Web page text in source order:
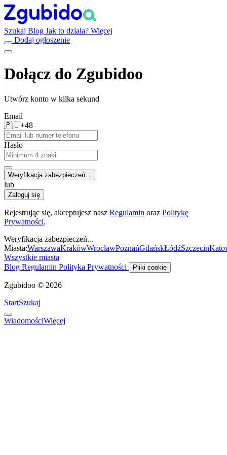
Szukaj Blog Jak to działa? Więcej
Dodaj ogłoszenie
Dołącz do Zgubidoo
Utwórz konto w kilka sekund
Email
🇵🇱+48
Hasło
Weryfikacja zabezpieczeń...
lub
Zaloguj się
Rejestrując się, akceptujesz nasz Regulamin oraz Politykę
Prywatności.
Weryfikacja zabezpieczeń...
Miasta:WarszawaKrakówWrocławPoznańGdańskŁódźSzczecin
Wszystkie miasta
Blog Regulamin Polityka Prywatności Pliki cookie
Zgubidoo © 2026
StartSzukaj
WiadomościWięcej